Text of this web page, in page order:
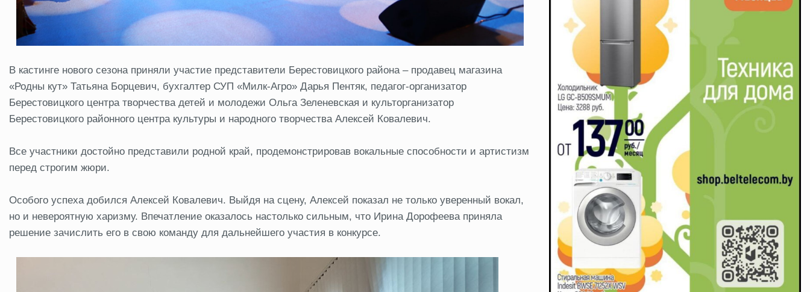
В кастинге нового сезона приняли участие представители Берестовицкого района – продавец магазина
«Родны кут» Татьяна Борцевич, бухгалтер СУП «Милк‑Агро» Дарья Пентяк, педагог‑организатор
Берестовицкого центра творчества детей и молодежи Ольга Зеленевская и культорганизатор
Берестовицкого районного центра культуры и народного творчества Алексей Ковалевич.
Все участники достойно представили родной край, продемонстрировав вокальные способности и артистизм
перед строгим жюри.
Особого успеха добился Алексей Ковалевич. Выйдя на сцену, Алексей показал не только уверенный вокал,
но и невероятную харизму. Впечатление оказалось настолько сильным, что Ирина Дорофеева приняла
решение зачислить его в свою команду для дальнейшего участия в конкурсе.